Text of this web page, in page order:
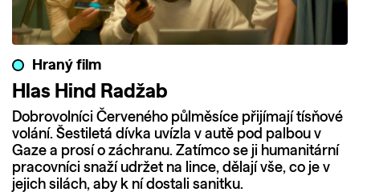
Hraný film
Hlas Hind Radžab
Dobrovolníci Červeného půlměsíce přijímají tísňové
volání. Šestiletá dívka uvízla v autě pod palbou v
Gaze a prosí o záchranu. Zatímco se ji humanitární
pracovníci snaží udržet na lince, dělají vše, co je v
jejich silách, aby k ní dostali sanitku.